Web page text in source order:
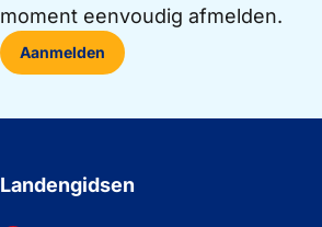
moment eenvoudig afmelden.
Aanmelden
Landengidsen